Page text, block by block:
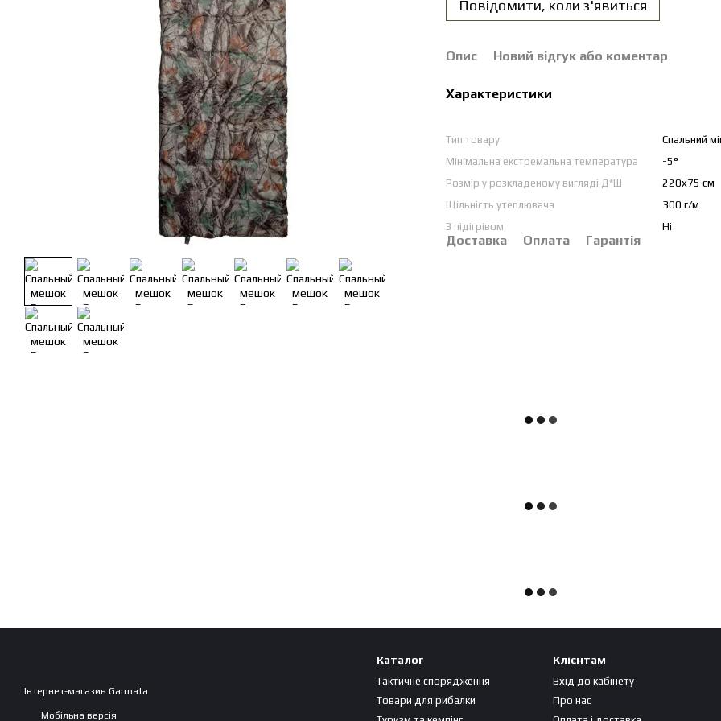
Повідомити, коли з'явиться
Опис Новий відгук або коментар
Характеристики
Тип товару
Спальний
Мінімальна екстремальна температура
-5°
Розмір у розкладеному вигляді Д*Ш
220х75 см
Щільність утеплювача
300 г/м
З підігрівом
Ні
Доставка Оплата Гарантія
Інтернет-магазин Garmata
Мобільна версія
Каталог
Тактичне спорядження
Товари для рибалки
Клієнтам
Вхід до кабінету
Про нас